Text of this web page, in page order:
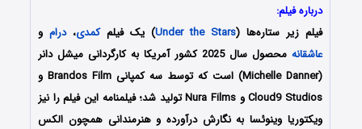
درباره فیلم:
فیلم زیر ستاره‌ها (Under the Stars) یک فیلمکمدی،درامو
عاشقانه
محصول سال 2025 کشور آمریکا به کارگردانی میشل دانر
(Michelle Danner) است که توسط سه کمپانی‌ Brandos Film و
Cloud9 Studios و Nura Films تولید شد؛ فیلمنامه این فیلم را نیز
ویکتوریا وینوئسا به نگارش درآورده و هنرمندانی همچون الکس